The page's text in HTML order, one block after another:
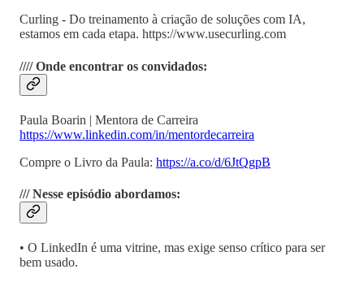
Curling - Do treinamento à criação de soluções com IA,
estamos em cada etapa. https://www.usecurling.com
//// Onde encontrar os convidados:
Paula Boarin | Mentora de Carreira
https://www.linkedin.com/in/mentordecarreira
Compre o Livro da Paula: https://a.co/d/6JtQgpB
/// Nesse episódio abordamos:
• O LinkedIn é uma vitrine, mas exige senso crítico para ser
bem usado.